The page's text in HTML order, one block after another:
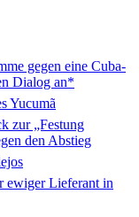
gegen eine Cuba-
Dialog an*
Yucumã
zur „Festung
den Abstieg
ewiger Lieferant in